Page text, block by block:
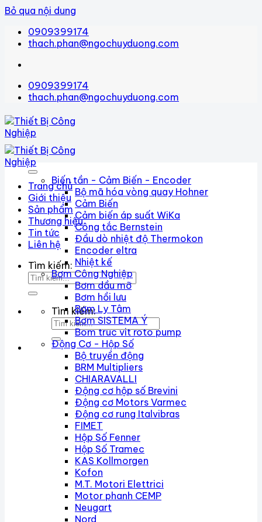
Bỏ qua nội dung
0909399174
thach.phan@ngochuyduong.com
0909399174
thach.phan@ngochuyduong.com
Trang chủ
Giới thiệu
Sản phẩm
Thương hiệu
Tin tức
Liên hệ
Tìm kiếm:
Tìm kiếm:
Biến tần - Cảm Biến - Encoder
Bộ mã hóa vòng quay Hohner
Cảm Biến
Cảm biến áp suất WiKa
Công tắc Bernstein
Đầu dò nhiệt độ Thermokon
Encoder eltra
Nhiệt kế
Bơm Công Nghiệp
Bơm dầu mỡ
Bơm hồi lưu
Bơm Ly Tâm
Bơm SISTEMA Ý
Bom truc vit roto pump
Động Cơ - Hộp Số
Bộ truyền động
BRM Multipliers
CHIARAVALLI
Động cơ hộp số Brevini
Động cơ Motors Varmec
Động cơ rung Italvibras
FIMET
Hộp Số Fenner
Hộp Số Tramec
KAS Kollmorgen
Kofon
M.T. Motori Elettrici
Motor phanh CEMP
Neugart
Nord